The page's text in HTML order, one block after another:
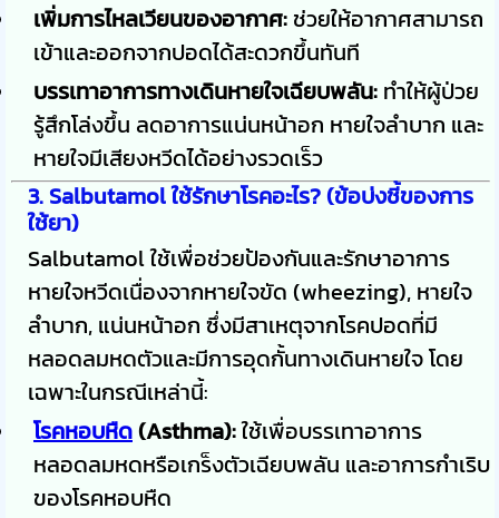
เพิ่มการไหลเวียนของอากาศ: ช่วยให้อากาศสามารถ
เข้าและออกจากปอดได้สะดวกขึ้นทันที
บรรเทาอาการทางเดินหายใจเฉียบพลัน: ทำให้ผู้ป่วย
รู้สึกโล่งขึ้น ลดอาการแน่นหน้าอก หายใจลำบาก และ
หายใจมีเสียงหวีดได้อย่างรวดเร็ว
3. Salbutamol ใช้รักษาโรคอะไร? (ข้อบ่งชี้ของการ
ใช้ยา)
Salbutamol ใช้เพื่อช่วยป้องกันและรักษาอาการ
หายใจหวีดเนื่องจากหายใจขัด (wheezing), หายใจ
ลำบาก, แน่นหน้าอก ซึ่งมีสาเหตุจากโรคปอดที่มี
หลอดลมหดตัวและมีการอุดกั้นทางเดินหายใจ โดย
เฉพาะในกรณีเหล่านี้:
โรคหอบหืด(Asthma):ใช้เพื่อบรรเทาอาการ
หลอดลมหดหรือเกร็งตัวเฉียบพลัน และอาการกำเริบ
ของโรคหอบหืด